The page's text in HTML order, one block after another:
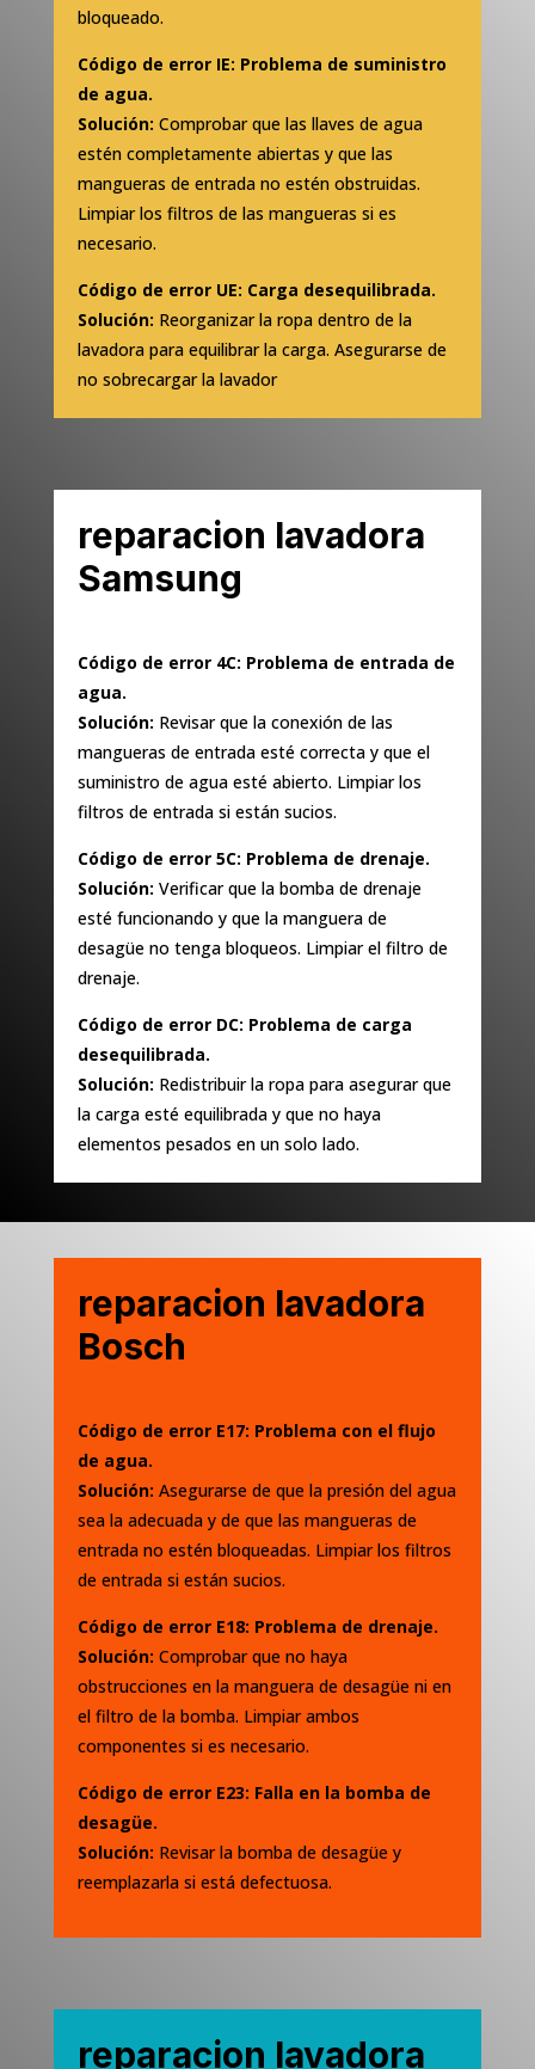
bloqueado.
Código de error IE: Problema de suministro
de agua.
Solución: Comprobar que las llaves de agua
estén completamente abiertas y que las
mangueras de entrada no estén obstruidas.
Limpiar los filtros de las mangueras si es
necesario.
Código de error UE: Carga desequilibrada.
Solución: Reorganizar la ropa dentro de la
lavadora para equilibrar la carga. Asegurarse de
no sobrecargar la lavador
reparacion lavadora
Samsung
Código de error 4C: Problema de entrada de
agua.
Solución: Revisar que la conexión de las
mangueras de entrada esté correcta y que el
suministro de agua esté abierto. Limpiar los
filtros de entrada si están sucios.
Código de error 5C: Problema de drenaje.
Solución: Verificar que la bomba de drenaje
esté funcionando y que la manguera de
desagüe no tenga bloqueos. Limpiar el filtro de
drenaje.
Código de error DC: Problema de carga
desequilibrada.
Solución: Redistribuir la ropa para asegurar que
la carga esté equilibrada y que no haya
elementos pesados en un solo lado.
reparacion lavadora
Bosch
Código de error E17: Problema con el flujo
de agua.
Solución: Asegurarse de que la presión del agua
sea la adecuada y de que las mangueras de
entrada no estén bloqueadas. Limpiar los filtros
de entrada si están sucios.
Código de error E18: Problema de drenaje.
Solución: Comprobar que no haya
obstrucciones en la manguera de desagüe ni en
el filtro de la bomba. Limpiar ambos
componentes si es necesario.
Código de error E23: Falla en la bomba de
desagüe.
Solución: Revisar la bomba de desagüe y
reemplazarla si está defectuosa.
reparacion lavadora